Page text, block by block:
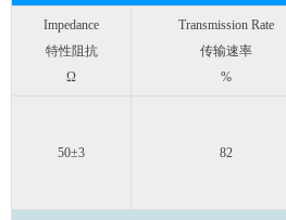
Impedance
特性阻抗
Ω
Transmission Rate
传输速率
%
50±3 82